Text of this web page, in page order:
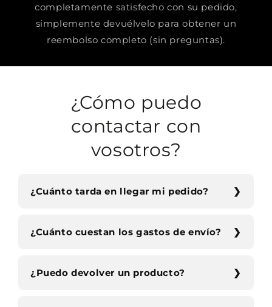
completamente satisfecho con su pedido,
simplemente devuélvelo para obtener un
reembolso completo (sin preguntas).
¿Cómo puedo
contactar con
vosotros?
¿Cuánto tarda en llegar mi pedido?
¿Cuánto cuestan los gastos de envío?
¿Puedo devolver un producto?